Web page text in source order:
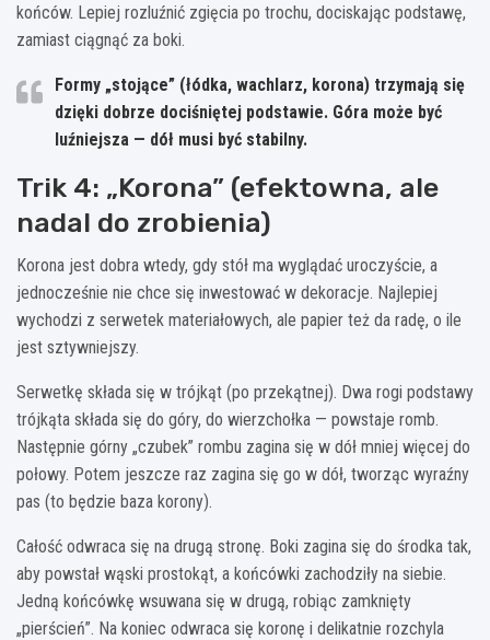
końców. Lepiej rozluźnić zgięcia po trochu, dociskając podstawę,
zamiast ciągnąć za boki.
Formy „stojące” (łódka, wachlarz, korona) trzymają się
dzięki dobrze dociśniętej podstawie. Góra może być
luźniejsza — dół musi być stabilny.
Trik 4: „Korona” (efektowna, ale
nadal do zrobienia)
Korona jest dobra wtedy, gdy stół ma wyglądać uroczyście, a
jednocześnie nie chce się inwestować w dekoracje. Najlepiej
wychodzi z serwetek materiałowych, ale papier też da radę, o ile
jest sztywniejszy.
Serwetkę składa się w trójkąt (po przekątnej). Dwa rogi podstawy
trójkąta składa się do góry, do wierzchołka — powstaje romb.
Następnie górny „czubek” rombu zagina się w dół mniej więcej do
połowy. Potem jeszcze raz zagina się go w dół, tworząc wyraźny
pas (to będzie baza korony).
Całość odwraca się na drugą stronę. Boki zagina się do środka tak,
aby powstał wąski prostokąt, a końcówki zachodziły na siebie.
Jedną końcówkę wsuwana się w drugą, robiąc zamknięty
„pierścień”. Na koniec odwraca się koronę i delikatnie rozchyla